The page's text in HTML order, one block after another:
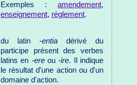
Exemples : amendement,
enseignement, règlement.
du latin -entia dérivé du
participe présent des verbes
latins en -ereou -ire. Il indique
le résultat d'une action ou d'un
domaine d'action.